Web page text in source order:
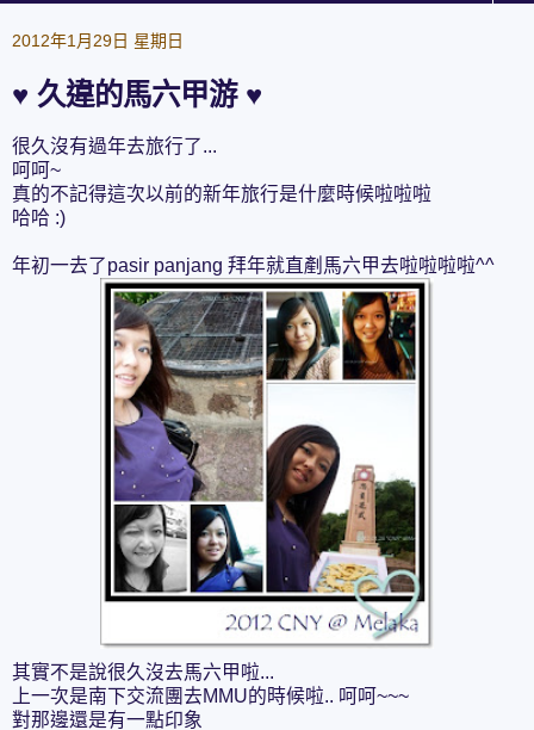
2012年1月29日 星期日
♥ 久違的馬六甲游 ♥
很久沒有過年去旅行了...
呵呵~
真的不記得這次以前的新年旅行是什麼時候啦啦啦
哈哈 :)
年初一去了pasir panjang 拜年就直剷馬六甲去啦啦啦啦^^
其實不是說很久沒去馬六甲啦...
上一次是南下交流團去MMU的時候啦.. 呵呵~~~
對那邊還是有一點印象